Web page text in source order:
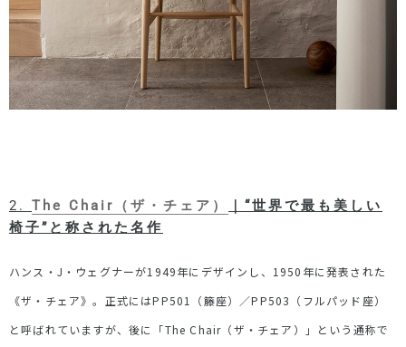
2. The Chair （ザ・チェア） ｜ “世界で最も美しい
椅子” と称された名作
ハンス・ J ・ウェグナーが1949年にデザインし、 1950 年に発表された
《ザ・チェア》。正式にはPP501 （籐座）／PP503 （フルパッド座）
と呼ばれていますが、後に「The Chair （ザ・チェア）」という通称で